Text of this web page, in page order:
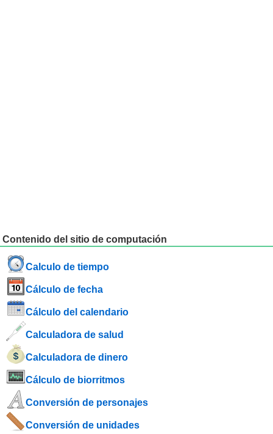
Contenido del sitio de computación
Calculo de tiempo
Cálculo de fecha
Cálculo del calendario
Calculadora de salud
Calculadora de dinero
Cálculo de biorritmos
Conversión de personajes
Conversión de unidades